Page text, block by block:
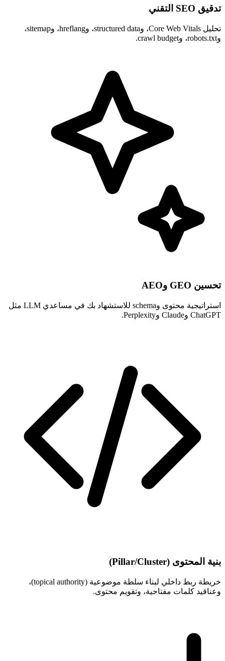
تدقيق SEO التقني
تحليل Core Web Vitals، وstructured data، وhreflang، وsitemap،
وrobots.txt، وcrawl budget.
تحسين GEO وAEO
استراتيجية محتوى وschema للاستشهاد بك في مساعدي LLM مثل
ChatGPT وClaude وPerplexity.
بنية المحتوى (Pillar/Cluster)
خريطة ربط داخلي لبناء سلطة موضوعية (topical authority)،
وعناقيد كلمات مفتاحية، وتقويم محتوى.